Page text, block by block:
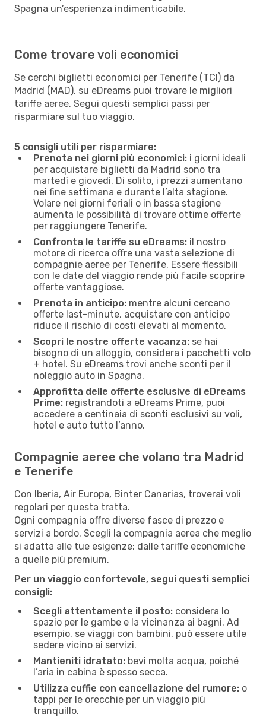
Spagna un’esperienza indimenticabile.
Come trovare voli economici
Se cerchi biglietti economici per Tenerife (TCI) da
Madrid (MAD), su eDreams puoi trovare le migliori
tariffe aeree. Segui questi semplici passi per
risparmiare sul tuo viaggio.
5 consigli utili per risparmiare:
Prenota nei giorni più economici: i giorni ideali
per acquistare biglietti da Madrid sono tra
martedì e giovedì. Di solito, i prezzi aumentano
nei fine settimana e durante l’alta stagione.
Volare nei giorni feriali o in bassa stagione
aumenta le possibilità di trovare ottime offerte
per raggiungere Tenerife.
Confronta le tariffe su eDreams: il nostro
motore di ricerca offre una vasta selezione di
compagnie aeree per Tenerife. Essere flessibili
con le date del viaggio rende più facile scoprire
offerte vantaggiose.
Prenota in anticipo: mentre alcuni cercano
offerte last-minute, acquistare con anticipo
riduce il rischio di costi elevati al momento.
Scopri le nostre offerte vacanza: se hai
bisogno di un alloggio, considera i pacchetti volo
+ hotel. Su eDreams trovi anche sconti per il
noleggio auto in Spagna.
Approfitta delle offerte esclusive di eDreams
Prime: registrandoti a eDreams Prime, puoi
accedere a centinaia di sconti esclusivi su voli,
hotel e auto tutto l’anno.
Compagnie aeree che volano tra Madrid
e Tenerife
Con Iberia, Air Europa, Binter Canarias, troverai voli
regolari per questa tratta.
Ogni compagnia offre diverse fasce di prezzo e
servizi a bordo. Scegli la compagnia aerea che meglio
si adatta alle tue esigenze: dalle tariffe economiche
a quelle più premium.
Per un viaggio confortevole, segui questi semplici
consigli:
Scegli attentamente il posto: considera lo
spazio per le gambe e la vicinanza ai bagni. Ad
esempio, se viaggi con bambini, può essere utile
sedere vicino ai servizi.
Mantieniti idratato: bevi molta acqua, poiché
l’aria in cabina è spesso secca.
Utilizza cuffie con cancellazione del rumore: o
tappi per le orecchie per un viaggio più
tranquillo.